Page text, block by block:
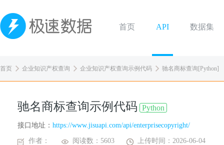
首页 API 数据集
首页 企业知识产权查询 企业知识产权查询示例代码 驰名商标查询[Python]
驰名商标查询示例代码 Python
接口地址： https://www.jisuapi.com/api/enterprisecopyright/
作者： 阅读数：5603 上传时间：2026-06-04